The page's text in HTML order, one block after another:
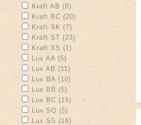
Apply Kraft AB filter
Kraft AB (8) Apply Kraft AB filter
Apply Kraft BC filter
Kraft BC (20) Apply Kraft BC filter
Apply Kraft SK filter
Kraft SK (7) Apply Kraft SK filter
Apply Kraft ST filter
Kraft ST (23) Apply Kraft ST filter
Apply Kraft XS filter
Kraft XS (1) Apply Kraft XS filter
Apply Lux AA filter
Lux AA (5)
Apply Lux AB filter
Lux AB (11) Apply Lux AB filter
Apply Lux BA filter
Lux BA (10) Apply Lux BA filter
Apply Lux BB filter
Lux BB (5) Apply Lux BB filter
Apply Lux BC filter
Lux BC (15) Apply Lux BC filter
Apply Lux SQ filter
Lux SQ (5)
Apply Lux SS filter
Lux SS (16) Apply Lux SS filter